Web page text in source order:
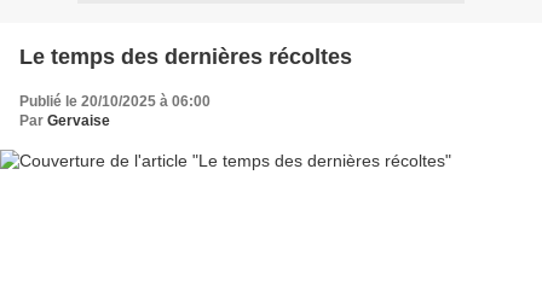
Le temps des dernières récoltes
Publié le 20/10/2025 à 06:00
Par Gervaise